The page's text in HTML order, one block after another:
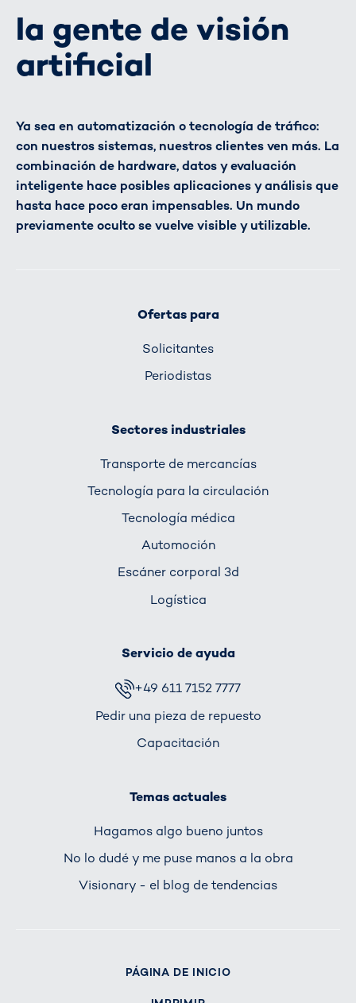
la gente de visión
artificial
Ya sea en automatización o tecnología de tráfico:
con nuestros sistemas, nuestros clientes ven más. La
combinación de hardware, datos y evaluación
inteligente hace posibles aplicaciones y análisis que
hasta hace poco eran impensables. Un mundo
previamente oculto se vuelve visible y utilizable.
Ofertas para
Solicitantes
Periodistas
Sectores industriales
Transporte de mercancías
Tecnología para la circulación
Tecnología médica
Automoción
Escáner corporal 3d
Logística
Servicio de ayuda
+49 611 7152 7777
Pedir una pieza de repuesto
Capacitación
Temas actuales
Hagamos algo bueno juntos
No lo dudé y me puse manos a la obra
Visionary - el blog de tendencias
PÁGINA DE INICIO